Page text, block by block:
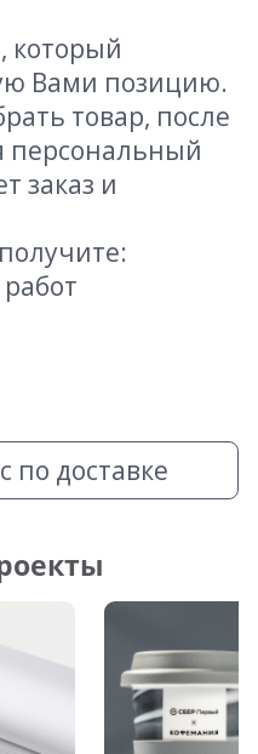
который
Вами позицию.
товар, после
персональный
заказ и
по доставке